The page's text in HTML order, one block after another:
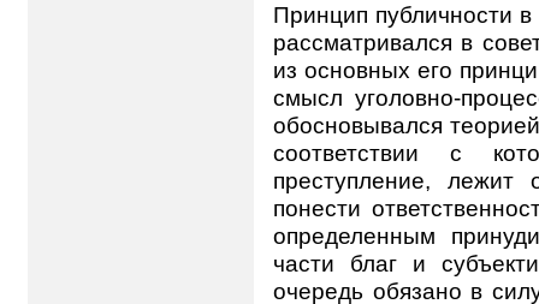
Принцип публичности
рассматривался в
из основных его
смысл уголовно-
обосновывался
соответствии с
преступление, лежит
понести
определенным
части благ и
очередь обязано в